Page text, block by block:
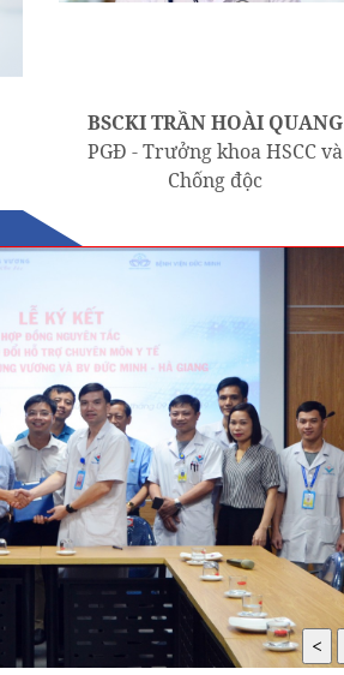
BSCKI TRẦN HOÀI QUANG
PGĐ - Trưởng khoa HSCC và
Chống độc